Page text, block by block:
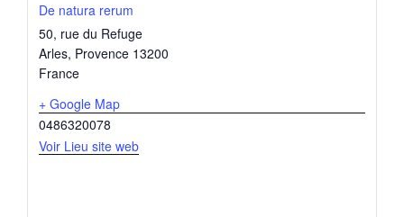
De natura rerum
50, rue du Refuge
Arles, Provence 13200
France
+ Google Map
0486320078
Voir Lieu site web